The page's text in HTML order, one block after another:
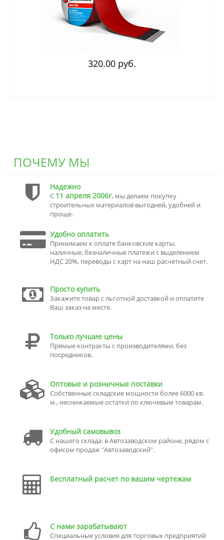
320.00 руб.
ПОЧЕМУ МЫ
Надежно
С 11 апреля 2006г. мы делаем покупку
строительных материалов выгодней, удобней и
проще.
Удобно оплатить
Принимаем к оплате банковские карты,
наличные, безналичные платежи с выделением
НДС 20%, переводы с карт на наш расчетный счет.
Просто купить
Закажите товар с льготной доставкой и оплатите
Ваш заказ на месте.
Только лучшие цены
Прямые контракты с производителями, без
посредников.
Оптовые и розничные поставки
Собственные складские мощности более 6000 кв.
м., неснижаемые остатки по ключевым товарам.
Удобный самовывоз
С нашего склада: в Автозаводском районе, рядом с
офисом продаж "Автозаводский".
Бесплатный расчет по вашим чертежам
С нами зарабатывают
Специальные условия для торговых предприятий